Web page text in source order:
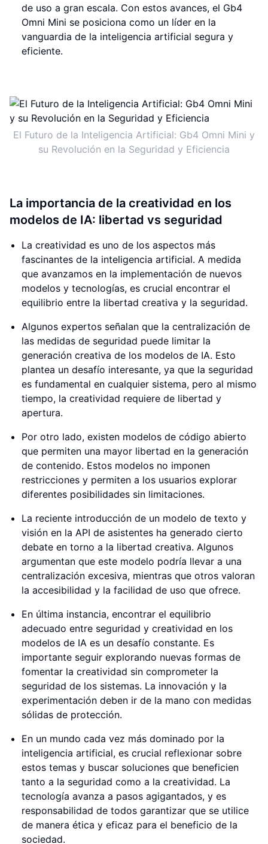
de uso a gran escala. Con estos avances, el Gb4
Omni Mini se posiciona como un líder en la
vanguardia de la inteligencia artificial segura y
eficiente.
El Futuro de la Inteligencia Artificial: Gb4 Omni Mini y
su Revolución en la Seguridad y Eficiencia
La importancia de la creatividad en los
modelos de IA: libertad vs seguridad
La creatividad es uno de los aspectos más
fascinantes de la inteligencia artificial. A medida
que avanzamos en la implementación de nuevos
modelos y tecnologías, es crucial encontrar el
equilibrio entre la libertad creativa y la seguridad.
Algunos expertos señalan que la centralización de
las medidas de seguridad puede limitar la
generación creativa de los modelos de IA. Esto
plantea un desafío interesante, ya que la seguridad
es fundamental en cualquier sistema, pero al mismo
tiempo, la creatividad requiere de libertad y
apertura.
Por otro lado, existen modelos de código abierto
que permiten una mayor libertad en la generación
de contenido. Estos modelos no imponen
restricciones y permiten a los usuarios explorar
diferentes posibilidades sin limitaciones.
La reciente introducción de un modelo de texto y
visión en la API de asistentes ha generado cierto
debate en torno a la libertad creativa. Algunos
argumentan que este modelo podría llevar a una
centralización excesiva, mientras que otros valoran
la accesibilidad y la facilidad de uso que ofrece.
En última instancia, encontrar el equilibrio
adecuado entre seguridad y creatividad en los
modelos de IA es un desafío constante. Es
importante seguir explorando nuevas formas de
fomentar la creatividad sin comprometer la
seguridad de los sistemas. La innovación y la
experimentación deben ir de la mano con medidas
sólidas de protección.
En un mundo cada vez más dominado por la
inteligencia artificial, es crucial reflexionar sobre
estos temas y buscar soluciones que beneficien
tanto a la seguridad como a la creatividad. La
tecnología avanza a pasos agigantados, y es
responsabilidad de todos garantizar que se utilice
de manera ética y eficaz para el beneficio de la
sociedad.